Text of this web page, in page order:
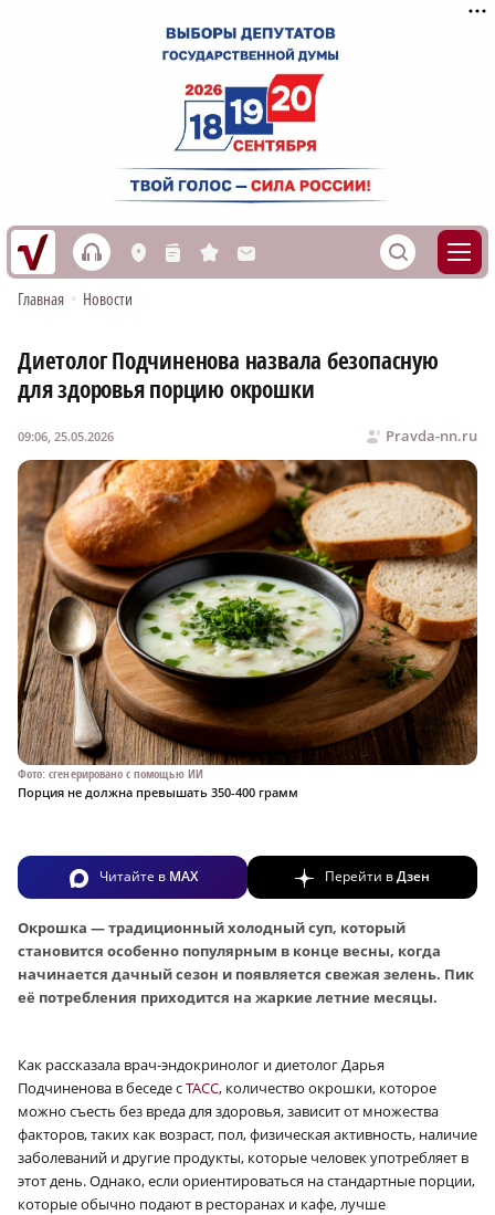
h L n s M S
Главная • Новости
Диетолог Подчиненова назвала безопасную
для здоровья порцию окрошки
Pravda-nn.ru
09:06, 25.05.2026
Фото: сгенерировано с помощью ИИ
Порция не должна превышать 350-400 грамм
Читайте в MAX Перейти вДзен
Окрошка — традиционный холодный суп, который
становится особенно популярным в конце весны, когда
начинается дачный сезон и появляется свежая зелень. Пик
её потребления приходится на жаркие летние месяцы.
Как рассказала врач-эндокринолог и диетолог Дарья
Подчиненова в беседе сТАСС, количество окрошки, которое
можно съесть без вреда для здоровья, зависит от множества
факторов, таких как возраст, пол, физическая активность, наличие
заболеваний и другие продукты, которые человек употребляет в
этот день. Однако, если ориентироваться на стандартные порции,
которые обычно подают в ресторанах и кафе, лучше